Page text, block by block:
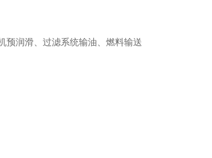
预润滑、过滤系统输油、燃料输送